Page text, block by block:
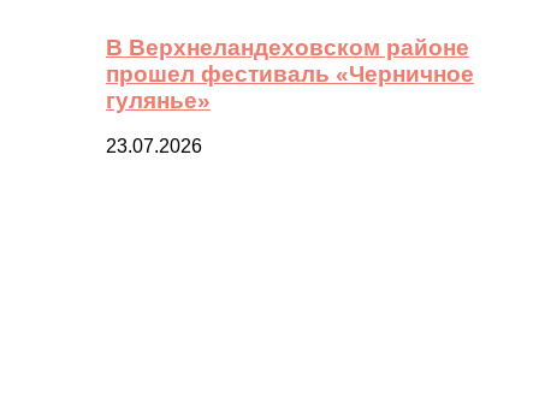
В Верхнеландеховском районе
прошел фестиваль «Черничное
гулянье»
23.07.2026